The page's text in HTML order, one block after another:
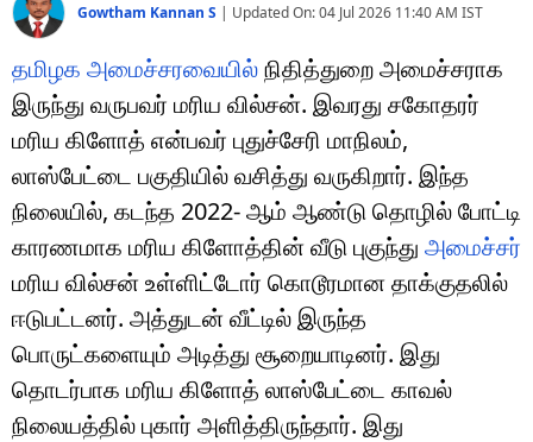
Gowtham Kannan S | Updated On:04 Jul 2026 11:40 AM IST
தமிழக அமைச்சரவையில்நிதித்துறை அமைச்சராக
இருந்து வருபவர் மரிய வில்சன். இவரது சகோதரர்
மரிய கிளோத் என்பவர் புதுச்சேரி மாநிலம்,
லாஸ்பேட்டை பகுதியில் வசித்து வருகிறார். இந்த
நிலையில், கடந்த 2022- ஆம் ஆண்டு தொழில் போட்டி
காரணமாக மரிய கிளோத்தின் வீடு புகுந்து அமைச்சர்
மரிய வில்சன் உள்ளிட்டோர் கொடூரமான தாக்குதலில்
ஈடுபட்டனர். அத்துடன் வீட்டில் இருந்த
பொருட்களையும் அடித்து சூறையாடினர். இது
தொடர்பாக மரிய கிளோத் லாஸ்பேட்டை காவல்
நிலையத்தில் புகார் அளித்திருந்தார். இது